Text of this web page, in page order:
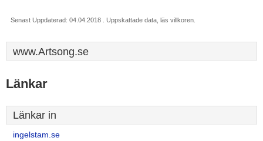
Senast Uppdaterad: 04.04.2018 . Uppskattade data, läs villkoren.
www.Artsong.se
Länkar
Länkar in
ingelstam.se